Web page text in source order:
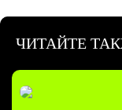
ЧИТАЙТЕ